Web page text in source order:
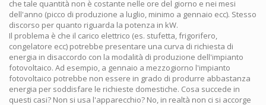
che tale quantità non è costante nelle ore del giorno e nei mesi
dell'anno (picco di produzione a luglio, minimo a gennaio ecc). Stesso
discorso per quanto riguarda la potenza in kW.
Il problema è che il carico elettrico (es. stufetta, frigorifero,
congelatore ecc) potrebbe presentare una curva di richiesta di
energia in disaccordo con la modalità di produzione dell'impianto
fotovoltaico. Ad esempio, a gennaio a mezzogiorno l'impianto
fotovoltaico potrebbe non essere in grado di produrre abbastanza
energia per soddisfare le richieste domestiche. Cosa succede in
questi casi? Non si usa l'apparecchio? No, in realtà non ci si accorge